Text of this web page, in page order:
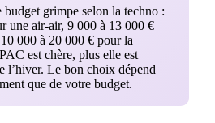
grimpe selon la techno :
une air-air, 9 000 à 13 000 €
000 à 20 000 € pour la
est chère, plus elle est
l’hiver. Le bon choix dépend
que de votre budget.